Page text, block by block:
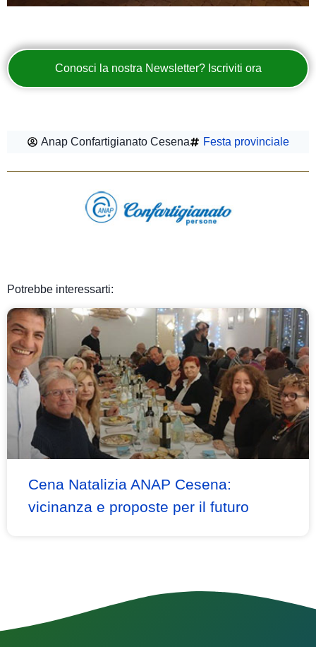
Conosci la nostra Newsletter? Iscriviti ora
Anap Confartigianato Cesena Festa provinciale
Potrebbe interessarti:
Cena Natalizia ANAP Cesena:
vicinanza e proposte per il futuro